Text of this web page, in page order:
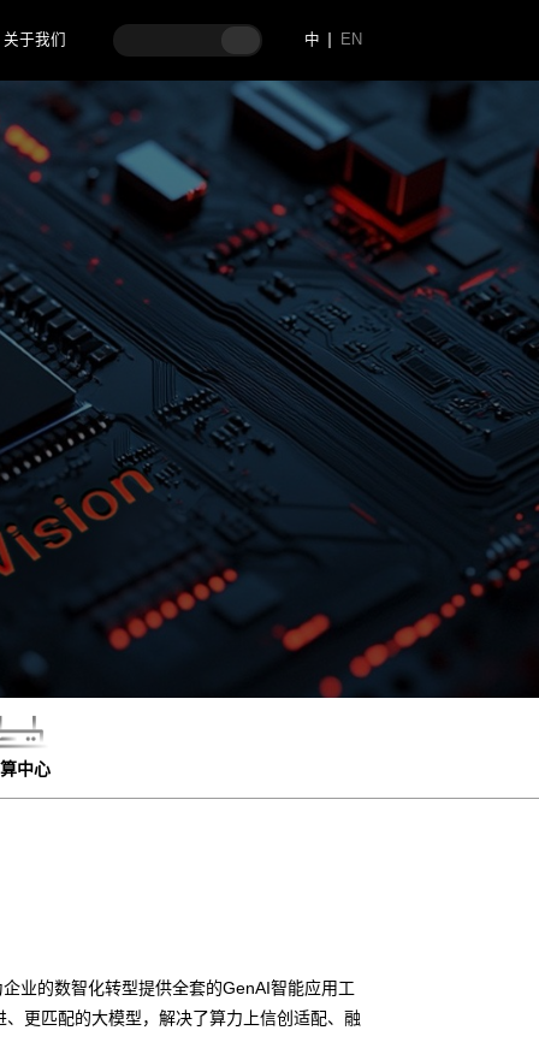
关于我们 中 EN
中心
业的数智化转型提供全套的GenAI智能应用工
更匹配的大模型，解决了算力上信创适配、融